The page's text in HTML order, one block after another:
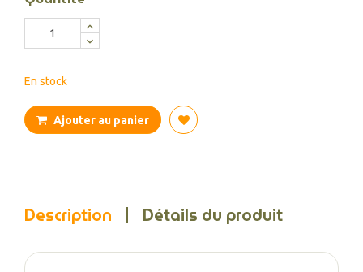
En stock
Ajouter au panier
Description Détails du produit